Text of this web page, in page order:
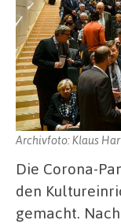
Archivfoto: Klaus
Die Corona-
den
gemacht.